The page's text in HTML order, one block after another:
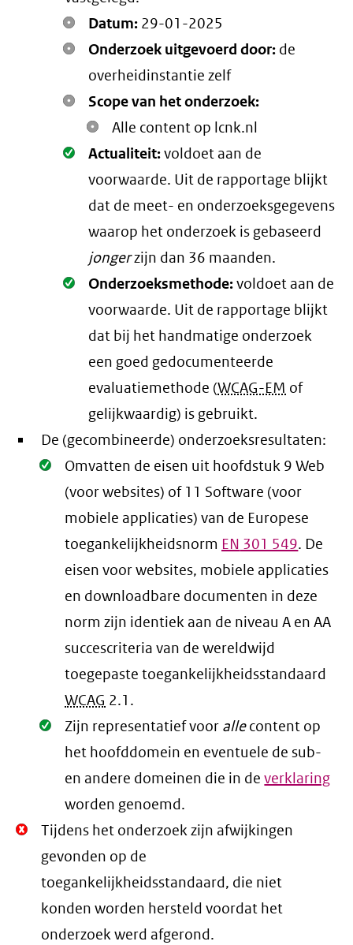
Datum: 29-01-2025
Onderzoek uitgevoerd door: de
overheidinstantie zelf
Scope van het onderzoek:
Alle content op lcnk.nl
Oké.
Actualiteit:voldoet aan de
voorwaarde. Uit de rapportage blijkt
dat de meet- en onderzoeksgegevens
waarop het onderzoek is gebaseerd
jongerzijn dan 36 maanden.
Oké.
Onderzoeksmethode:voldoet aan de
voorwaarde. Uit de rapportage blijkt
dat bij het handmatige onderzoek
een goed gedocumenteerde
evaluatiemethode (WCAG-EM of
gelijkwaardig) is gebruikt.
De (gecombineerde) onderzoeksresultaten:
Oké.
Omvatten de eisen uit hoofdstuk 9 Web
(voor websites) of 11 Software (voor
mobiele applicaties) van de Europese
toegankelijkheidsnorm EN 301 549. De
eisen voor websites, mobiele applicaties
en downloadbare documenten in deze
norm zijn identiek aan de niveau A en AA
succescriteria van de wereldwijd
toegepaste toegankelijkheidsstandaard
WCAG 2.1 .
Oké.
Zijn representatief voor allecontent op
het hoofddomein en eventuele de sub-
en andere domeinen die in deverklaring
worden genoemd.
Niet
Oké.
Tijdens het onderzoek zijn afwijkingen
gevonden op de
toegankelijkheidsstandaard, die niet
konden worden hersteld voordat het
onderzoek werd afgerond.